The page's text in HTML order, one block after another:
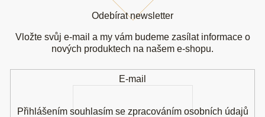
Odebírat newsletter
Vložte svůj e-mail a my vám budeme zasílat informace o
nových produktech na našem e-shopu.
E-mail
Přihlášením souhlasím se zpracováním osobních údajů